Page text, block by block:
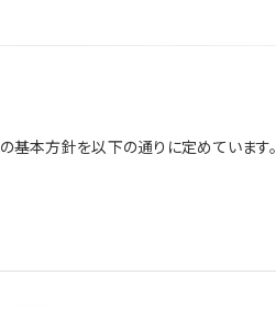
本方針を以下の通りに定めています。